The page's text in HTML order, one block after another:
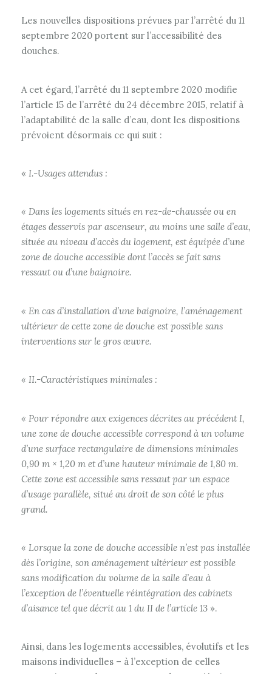
Les nouvelles dispositions prévues par l’arrêté du 11
septembre 2020 portent sur l’accessibilité des
douches.
A cet égard, l’arrêté du 11 septembre 2020 modifie
l’article 15 de l’arrêté du 24 décembre 2015, relatif à
l’adaptabilité de la salle d’eau, dont les dispositions
prévoient désormais ce qui suit :
« I.-Usages attendus :
« Dans les logements situés en rez-de-chaussée ou en
étages desservis par ascenseur, au moins une salle d’eau,
située au niveau d’accès du logement, est équipée d’une
zone de douche accessible dont l’accès se fait sans
ressaut ou d’une baignoire.
« En cas d’installation d’une baignoire, l’aménagement
ultérieur de cette zone de douche est possible sans
interventions sur le gros œuvre.
« II.-Caractéristiques minimales :
« Pour répondre aux exigences décrites au précédent I,
une zone de douche accessible correspond à un volume
d’une surface rectangulaire de dimensions minimales
0,90 m × 1,20 m et d’une hauteur minimale de 1,80 m.
Cette zone est accessible sans ressaut par un espace
d’usage parallèle, situé au droit de son côté le plus
grand.
« Lorsque la zone de douche accessible n’est pas installée
dès l’origine, son aménagement ultérieur est possible
sans modification du volume de la salle d’eau à
l’exception de l’éventuelle réintégration des cabinets
d’aisance tel que décrit au 1 du II de l’article 13 ».
Ainsi, dans les logements accessibles, évolutifs et les
maisons individuelles – à l’exception de celles